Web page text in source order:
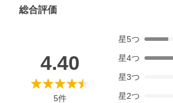
総合評価
4.40
5件
星5つ
星4つ
星3つ
星2つ